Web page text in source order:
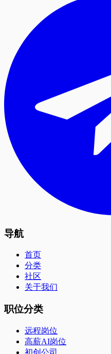
导航
首页
分类
社区
关于我们
职位分类
远程岗位
高薪AI岗位
初创公司